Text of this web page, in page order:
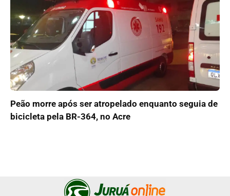
Peão morre após ser atropelado enquanto seguia de
bicicleta pela BR-364, no Acre